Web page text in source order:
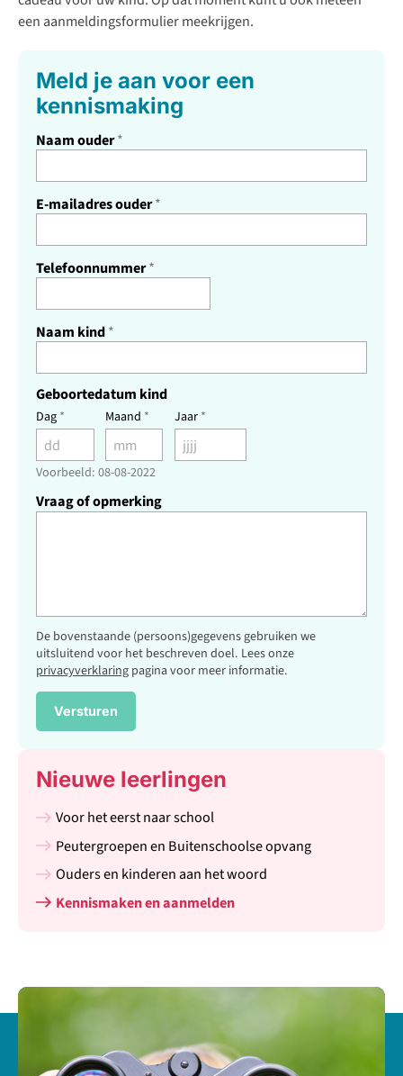
een aanmeldingsformulier meekrijgen.
Meld je aan voor een
kennismaking
Naam ouder*
E-mailadres ouder*
Telefoonnummer*
Naam kind*
Geboortedatum kind
Dag * Maand * Jaar *
Voorbeeld: 08-08-2022
Vraag of opmerking
De bovenstaande (persoons)gegevens gebruiken we
uitsluitend voor het beschreven doel. Lees onze
privacyverklaring pagina voor meer informatie.
Versturen
Nieuwe leerlingen
Voor het eerst naar school
Peutergroepen en Buitenschoolse opvang
Ouders en kinderen aan het woord
Kennismaken en aanmelden